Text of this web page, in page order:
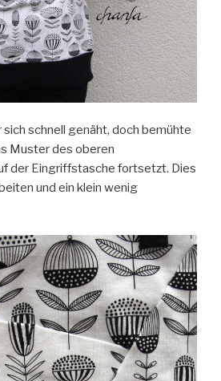
sich schnell genäht, doch bemühte
Muster des oberen
der Eingriffstasche fortsetzt. Dies
und ein klein wenig